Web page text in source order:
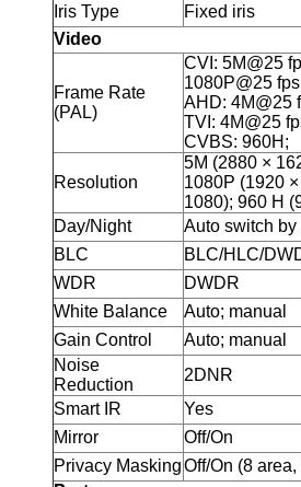
Iris Type
Fixed iris
Video
Frame Rate
(PAL)
CVI: 5M@25
1080P@25
AHD: 4M@25
TVI: 4M@25
CVBS: 960H;
Resolution
5M (2880 ×
1080P (1920 ×
1080); 960 H
Day/Night
Auto switch by
BLC
BLC/HLC/
WDR
DWDR
White Balance
Auto; manual
Gain Control
Auto; manual
Noise
Reduction
2DNR
Smart IR
Yes
Mirror
Off/On
Privacy MaskingOff/On (8